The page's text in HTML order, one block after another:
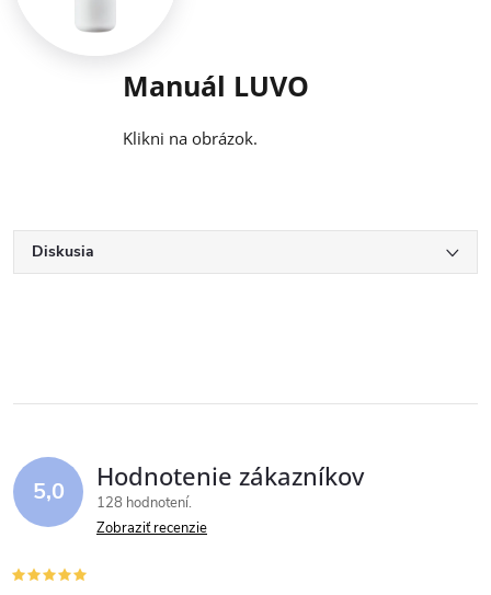
Manuál LUVO
Klikni na obrázok.
Diskusia
5,0 Hodnotenie zákazníkov
128 hodnotení
Zobraziť recenzie